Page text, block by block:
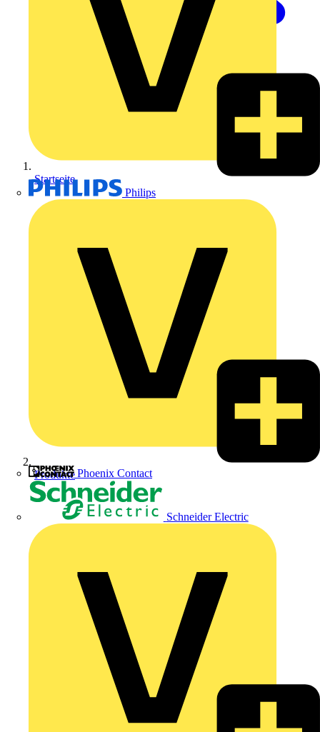
Philips
Phoenix Contact
Schneider Electric
Startseite
Produkte